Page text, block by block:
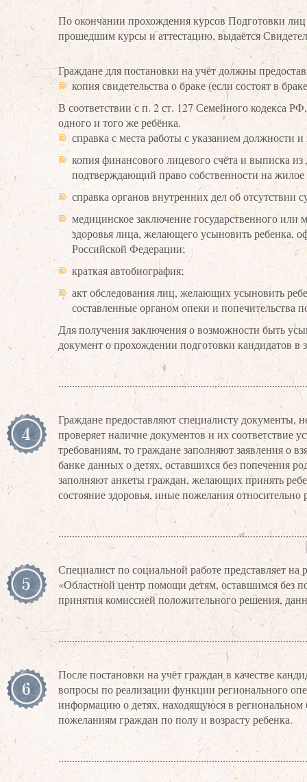
По окончании прохождения курсов Подготовки лиц
прошедшим курсы и аттестацию, выдаётся
Граждане для постановки на учёт должны
копия свидетельства о браке (если состоят в
В соответствии с п. 2 ст. 127 Семейного кодекса
одного и того же ребёнка.
справка с места работы с указанием должности
копия финансового лицевого счёта и выписка
подтверждающий право собственности на
справка органов внутренних дел об
медицинское заключение государственного
здоровья лица, желающего усыновить ребенка,
Российской Федерации;
краткая автобиография;
акт обследования лиц, желающих усыновить
составленные органом опеки и попечительства
Для получения заключения о возможности быть
документ о прохождении подготовки кандидатов
4
Граждане предоставляют специалисту документы,
проверяет наличие документов и их соответствие
требованиям, то граждане заполняют заявления о
банке данных о детях, оставшихся без попечения
заполняют анкеты граждан, желающих принять
состояние здоровья, иные пожелания
5
Специалист по социальной работе представляет
«Областной центр помощи детям, оставшимся без
принятия комиссией положительного решения,
6
После постановки на учёт граждан в качестве
вопросы по реализации функции регионального
информацию о детях, находящуюся в региональном
пожеланиям граждан по полу и возрасту ребенка.